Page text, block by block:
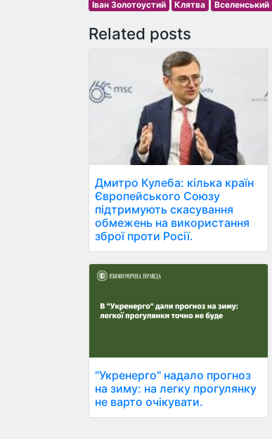
Іван Золотоустий
Клятва Вселенський
Related posts
Дмитро Кулеба: кілька країн
Європейського Союзу
підтримують скасування
обмежень на використання
зброї проти Росії.
"Укренерго" надало прогноз
на зиму: на легку прогулянку
не варто очікувати.